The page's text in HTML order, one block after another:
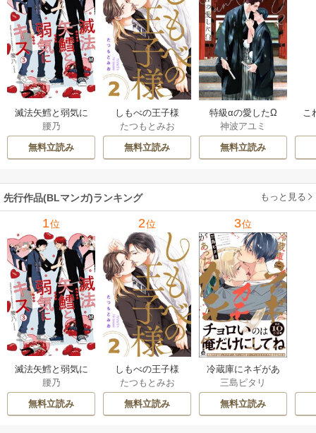
滅法矢鱈と弱気に
キス【コミックス
版】
腰乃
無料立読み
しもべの王子様
【描き下ろしおま
け付き特装版】
たつもとみお
無料立読み
特級αの愛したΩ
神波アユミ
無料立読み
こ
先行作品(BLマンガ)ランキング もっと見る
1位
滅法矢鱈と弱気に
キス【コミックス
版】
腰乃
無料立読み
2位
しもべの王子様
【描き下ろしおま
け付き特装版】
たつもとみお
無料立読み
3位
冷蔵庫にネギがあ
ったカモ
三島ピタリ
無料立読み